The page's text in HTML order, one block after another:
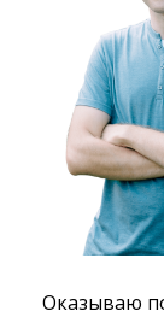
Оказываю